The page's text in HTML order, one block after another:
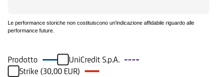
Le performance storiche non costituiscono un'indicazione affidabile riguardo alle
performance future.
Prodotto
UniCredit S.p.A.
Strike (30,00 EUR)